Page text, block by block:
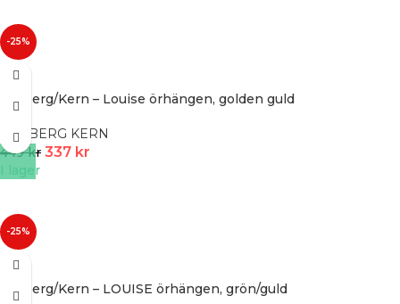
-25%
Dyrberg/Kern – Louise örhängen, golden guld
DYRBERG KERN
449kr 337 kr
I lager
-25%
Dyrberg/Kern – LOUISE örhängen, grön/guld